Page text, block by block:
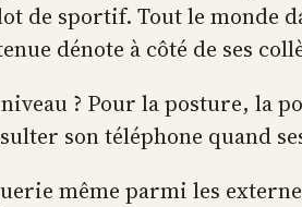
sportif. Tout le monde
dénote à côté de ses
? Pour la posture, la
son téléphone quand
même parmi les